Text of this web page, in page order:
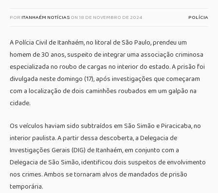
POR ITANHAÉM NOTÍCIASON18 DE NOVEMBRO DE 2024 POLÍCIA
A Polícia Civil de Itanhaém, no litoral de São Paulo, prendeu um
homem de 30 anos, suspeito de integrar uma associação criminosa
especializada no roubo de cargas no interior do estado. A prisão foi
divulgada neste domingo (17), após investigações que começaram
com a localização de dois caminhões roubados em um galpão na
cidade.
Os veículos haviam sido subtraídos em São Simão e Piracicaba, no
interior paulista. A partir dessa descoberta, a Delegacia de
Investigações Gerais (DIG) de Itanhaém, em conjunto com a
Delegacia de São Simão, identificou dois suspeitos de envolvimento
nos crimes. Ambos se tornaram alvos de mandados de prisão
temporária.